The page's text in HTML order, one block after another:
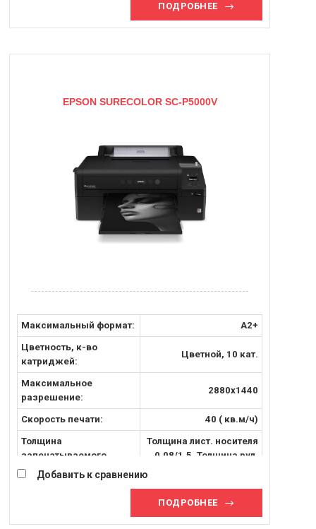
носители
ПОДРОБНЕЕ
EPSON SURECOLOR SC-P5000V
Максимальный формат: A2+
Цветность, к-во
катриджей:
Цветной, 10 кат.
Максимальное
разрешение:
2880x1440
Скорость печати: 40 ( кв.м/ч)
Толщина
запечатываемого
материала, [мм]:
Толщина лист. носителя
0.08/1.5, Толщина рул.
Листовые и рулонные
носители
Добавить к сравнению
ПОДРОБНЕЕ